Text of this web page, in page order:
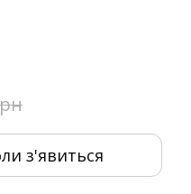
з'явиться